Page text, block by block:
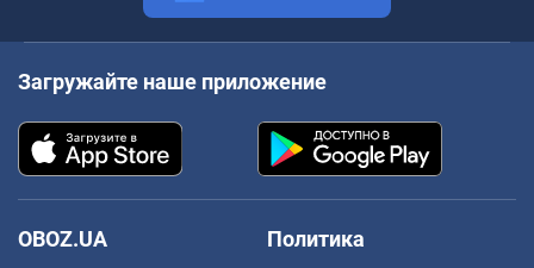
Загружайте наше приложение
OBOZ.UA
Политика